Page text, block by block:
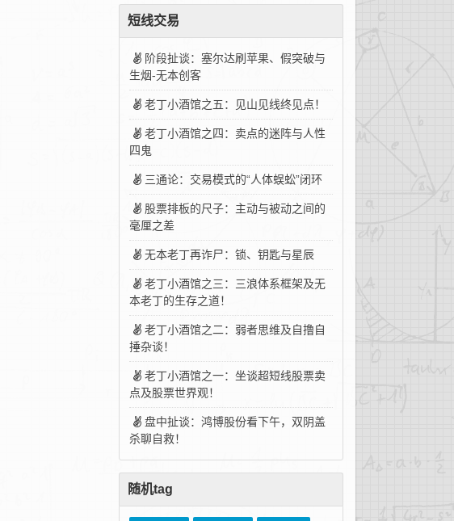
短线交易
阶段扯谈：塞尔达刷苹果、假突破与
生烟-无本创客
老丁小酒馆之五：见山见线终见点！
老丁小酒馆之四：卖点的迷阵与人性
四鬼
三通论：交易模式的“人体蜈蚣”闭环
股票排板的尺子：主动与被动之间的
毫厘之差
无本老丁再诈尸：锁、钥匙与星辰
老丁小酒馆之三：三浪体系框架及无
本老丁的生存之道！
老丁小酒馆之二：弱者思维及自撸自
捶杂谈！
老丁小酒馆之一：坐谈超短线股票卖
点及股票世界观！
盘中扯谈：鸿博股份看下午，双阴盖
杀聊自救！
随机tag